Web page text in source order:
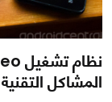
المشاكل